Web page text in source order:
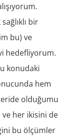
bir
bu) ve
hedefliyorum.
konudaki
hem
olduğumu
her ikisini de
bu ölçümler